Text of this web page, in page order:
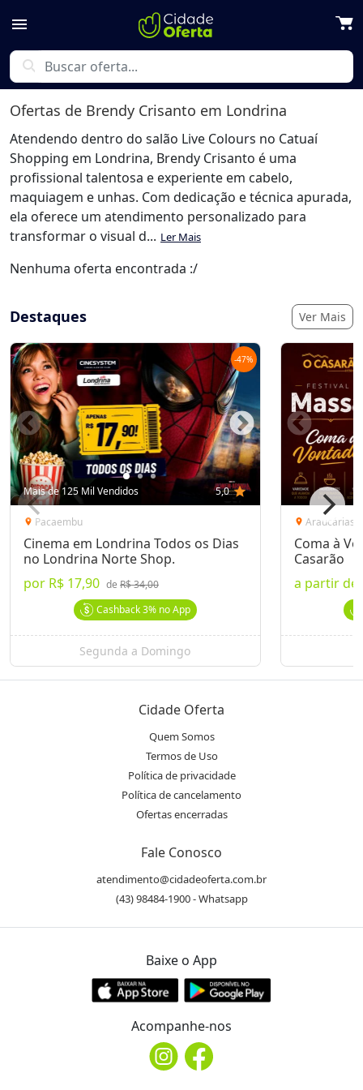
menu
search
Ofertas de Brendy Crisanto em Londrina
Atendendo dentro do salão Live Colours no Catuaí
Shopping em Londrina, Brendy Crisanto é uma
profissional talentosa e experiente em cabelo,
maquiagem e unhas. Com dedicação e técnica apurada,
ela oferece um atendimento personalizado para
transformar o visual d... Ler Mais
Nenhuma oferta encontrada :/
Destaques Ver Mais
-47%
Mais de 125 Mil Vendidos 5,0 star
location_on Pacaembu
Cinema em Londrina Todos os Dias
no Londrina Norte Shop.
por R$ 17,90 deR$ 34,00
Cashback3%no App
Segunda a Domingo
location_on Araucárias
Coma à
Casarão
a partir de
Cidade Oferta
Quem Somos
Termos de Uso
Política de privacidade
Política de cancelamento
Ofertas encerradas
Fale Conosco
atendimento@cidadeoferta.com.br
(43) 98484-1900 - Whatsapp
Baixe o App
Acompanhe-nos